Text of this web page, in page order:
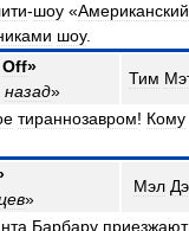
-шоу «Американский
шоу.
Off»
назад»
Тим
тираннозавром! Кому
»
Мэл
Барбару приезжают